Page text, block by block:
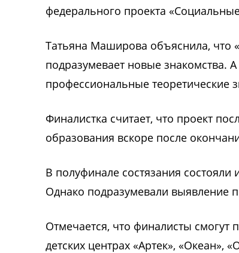
федерального проекта
Татьяна Маширова объяснила, что
подразумевает новые знакомства.
профессиональные теоретические
Финалистка считает, что проект
образования вскоре после
В полуфинале состязания
Однако подразумевали выявление
Отмечается, что финалисты смогут
детских центрах «Артек», «Океан»,